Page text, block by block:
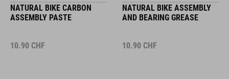
NATURAL BIKE CARBON
ASSEMBLY PASTE
10.90 CHF
NATURAL BIKE ASSEMBLY
AND BEARING GREASE
10.90 CHF